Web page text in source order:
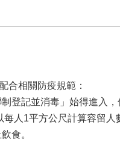
合相關防疫規範：
登記並消毒」始得進入，
人1平方公尺計算容留
食。